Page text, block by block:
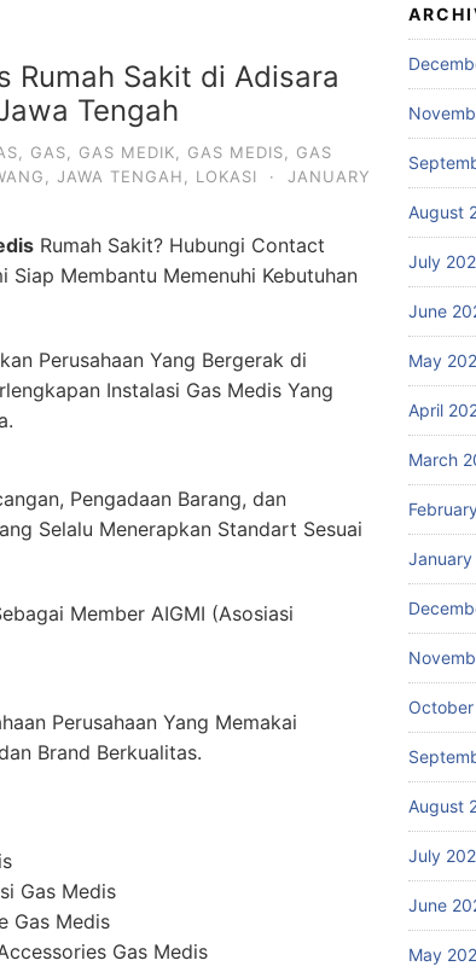
Rumah Sakit di Adisara
Tengah
GAS GAS MEDIK GAS MEDIS
GAS
JAWA TENGAH LOKASI ·
JANUARY
Rumah Sakit? Hubungi Contact
Siap Membantu Memenuhi Kebutuhan
Perusahaan Yang Bergerak di
Instalasi Gas Medis Yang
Pengadaan Barang, dan
Selalu Menerapkan Standart Sesuai
Member AIGMI (Asosiasi
Perusahaan Yang Memakai
Brand Berkualitas.
Gas Medis
Gas Medis
Gas Medis
August
July
June
May
April
March
January
August
July
June
May